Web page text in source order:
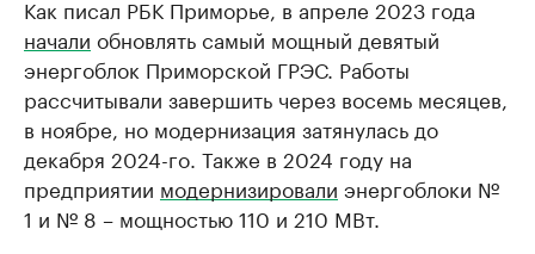
Как писал РБК Приморье, в апреле 2023 года
начали обновлять самый мощный девятый
энергоблок Приморской ГРЭС. Работы
рассчитывали завершить через восемь месяцев,
в ноябре, но модернизация затянулась до
декабря 2024-го. Также в 2024 году на
предприятии модернизировали энергоблоки №
1 и № 8 – мощностью 110 и 210 МВт.